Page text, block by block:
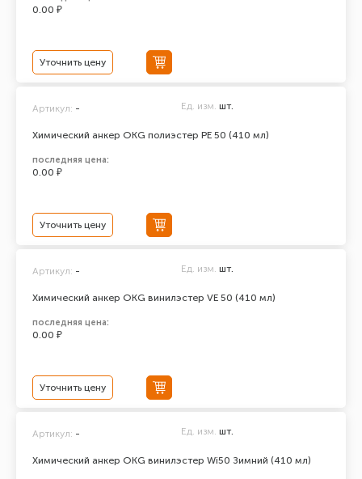
0.00 ₽
Уточнить цену
Химический анкер ОКG полиэстер РЕ 50 (410 мл)
Артикул: - Ед. изм. шт.
последняя цена:
0.00 ₽
Уточнить цену
Химический анкер ОКG винилэстер VE 50 (410 мл)
Артикул: - Ед. изм. шт.
последняя цена:
0.00 ₽
Уточнить цену
Химический анкер ОКG винилэстер Wi50 Зимний (410 мл)
Артикул: - Ед. изм. шт.